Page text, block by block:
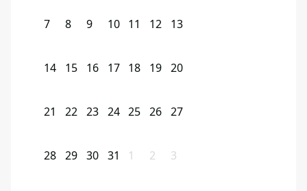
7 8 9 10 11 12 13
14 15 16 17 18 19 20
21 22 23 24 25 26 27
28 29 30 31 1 2 3